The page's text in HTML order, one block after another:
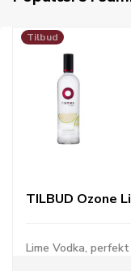
Tilbud
TILBUD Ozone
Lime Vodka,